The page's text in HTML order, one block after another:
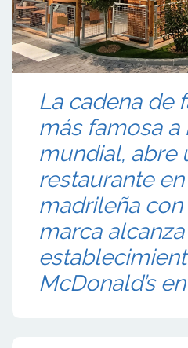
La cadena de
más famosa a
mundial, abre
restaurante
madrileña
marca
McDonald’s